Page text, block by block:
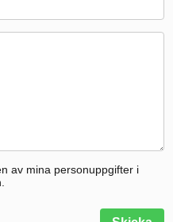
av mina personuppgifter i